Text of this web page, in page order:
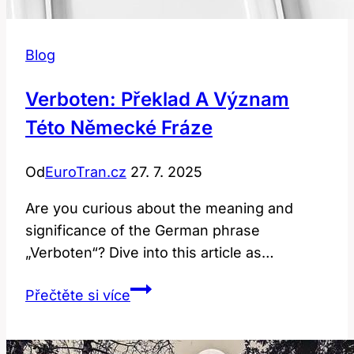
Blog
Verboten: Překlad A Význam
Této Německé Fráze
OdEuroTran.cz 27. 7. 2025
Are you curious about the meaning and
significance of the German phrase
„Verboten“? Dive into this article as…
Přečtěte si víceVerboten: